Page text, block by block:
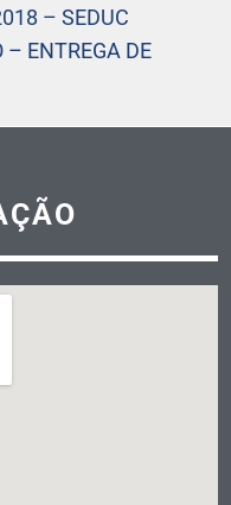
– SEDUC
– ENTREGA DE